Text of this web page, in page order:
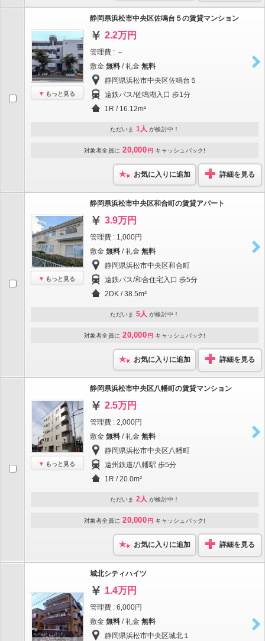
もっと見る
静岡県浜松市中央区佐鳴台５の賃貸マンション
2.2万円
管理費 : －
敷金 無料 / 礼金 無料
静岡県浜松市中央区佐鳴台５
遠鉄バス/佐鳴湖入口 歩1分
1R / 16.12m²
ただいま 1人 が検討中！
対象者全員に 20,000 円 キャッシュバック!
お気に入りに追加 詳細を見る
もっと見る
静岡県浜松市中央区和合町の賃貸アパート
3.9万円
管理費 : 1,000円
敷金 無料 / 礼金 無料
静岡県浜松市中央区和合町
遠鉄バス/和合住宅入口 歩5分
2DK / 38.5m²
ただいま 5人 が検討中！
対象者全員に 20,000 円 キャッシュバック!
お気に入りに追加 詳細を見る
もっと見る
静岡県浜松市中央区八幡町の賃貸マンション
2.5万円
管理費 : 2,000円
敷金 無料 / 礼金 無料
静岡県浜松市中央区八幡町
遠州鉄道/八幡駅 歩5分
1R / 20.0m²
ただいま 2人 が検討中！
対象者全員に 20,000 円 キャッシュバック!
お気に入りに追加 詳細を見る
城北シティハイツ
1.4万円
管理費 : 6,000円
敷金 無料 / 礼金 無料
静岡県浜松市中央区城北１